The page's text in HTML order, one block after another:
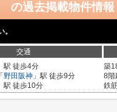
の過去掲載物件情報
交通
駅 徒歩4分
「 野田阪神 」駅 徒歩9分
駅 徒歩10分
築
8階
鉄